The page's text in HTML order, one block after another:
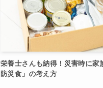
栄養士さんも納得！災害時に家
防災食」の考え方